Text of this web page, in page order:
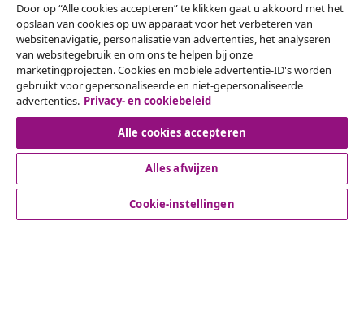
Herroeping van de overeenkomst
Een annulering voor je bestelling indienen
Herroeping van de overeenkomst
Klantenservice
Door op “Alle cookies accepteren” te klikken gaat u akkoord met het
opslaan van cookies op uw apparaat voor het verbeteren van
websitenavigatie, personalisatie van advertenties, het analyseren
van websitegebruik en om ons te helpen bij onze
marketingprojecten. Cookies en mobiele advertentie-ID's worden
gebruikt voor gepersonaliseerde en niet-gepersonaliseerde
advertenties. Privacy- en cookiebeleid
Alle cookies accepteren
Alles afwijzen
Cookie-instellingen